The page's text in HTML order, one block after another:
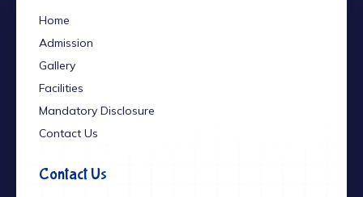
Home
Admission
Gallery
Facilities
Mandatory Disclosure
Contact Us
Contact Us